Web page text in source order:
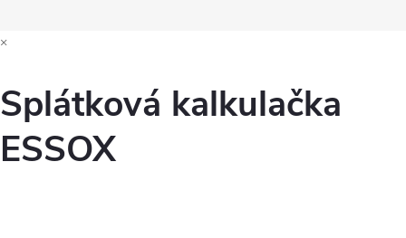
×
Splátková kalkulačka
ESSOX